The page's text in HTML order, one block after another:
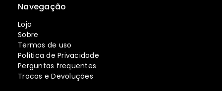
Navegação
Loja
Sobre
Termos de uso
Política de Privacidade
Perguntas frequentes
Trocas e Devoluções